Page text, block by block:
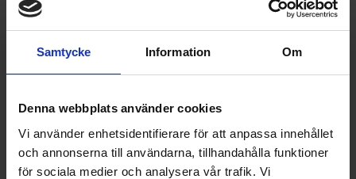
Samtycke Information Om
Denna webbplats använder cookies
Vi använder enhetsidentifierare för att anpassa innehållet
och annonserna till användarna, tillhandahålla funktioner
för sociala medier och analysera vår trafik. Vi
LOGISTISK INFORMATION
Mått (mm): 1860x595x650 mm
Bredd (mm): 595 mm
Bredd med öppen dörr: 711 mm
Djup utan handtag: 650 mm
Höjd: 1860 mm